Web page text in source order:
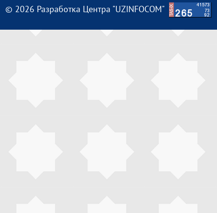
© 2026 Разработка Центра "UZINFOCOM"